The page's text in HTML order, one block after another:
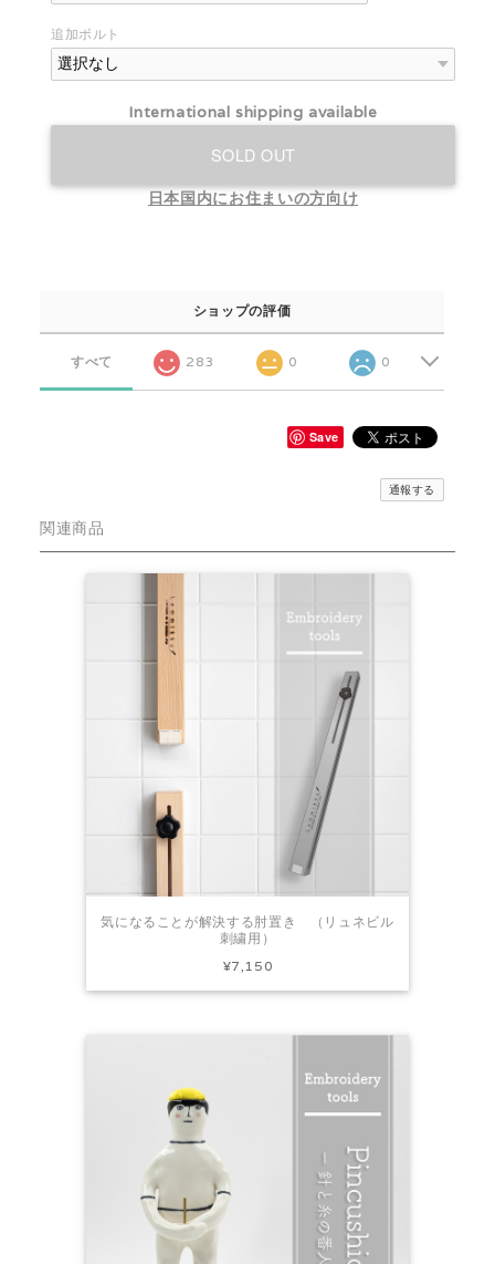
追加ボルト
International shipping available
SOLD OUT
日本国内にお住まいの方向け
ショップの評価
すべて 283 0 0
Save
通報する
関連商品
気になることが解決する肘置き （リュネビル
刺繍用）
¥7,150